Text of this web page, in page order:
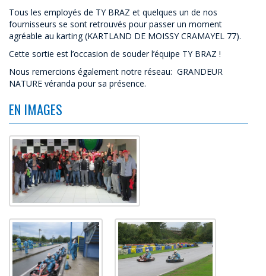
Tous les employés de TY BRAZ et quelques un de nos
fournisseurs se sont retrouvés pour passer un moment
agréable au karting (KARTLAND DE MOISSY CRAMAYEL 77).
Cette sortie est l’occasion de souder l’équipe TY BRAZ !
Nous remercions également notre réseau: GRANDEUR
NATURE véranda pour sa présence.
EN IMAGES